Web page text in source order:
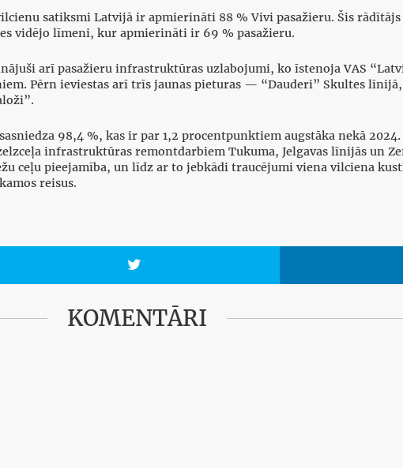
satiksmi Latvijā ir apmierināti 88 % Vivi pasažieru. Šis
vidējo līmeni, kur apmierināti ir 69 % pasažieru.
arī pasažieru infrastruktūras uzlabojumi, ko īstenoja VAS
Pērn ieviestas arī trīs jaunas pieturas — “Dauderi” Skultes
98,4 %, kas ir par 1,2 procentpunktiem augstāka nekā
infrastruktūras remontdarbiem Tukuma, Jelgavas līnijās un
ceļu pieejamība, un līdz ar to jebkādi traucējumi viena vilciena
reisus.

KOMENTĀRI